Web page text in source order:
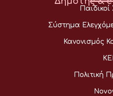
Σύστημα
Κανονισμός
Πολιτική